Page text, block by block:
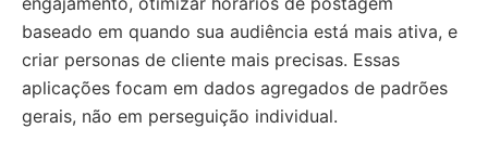
baseado em quando sua audiência está mais ativa, e
criar personas de cliente mais precisas. Essas
aplicações focam em dados agregados de padrões
gerais, não em perseguição individual.